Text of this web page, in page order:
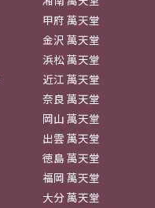
甲府 萬天堂
金沢 萬天堂
浜松 萬天堂
近江 萬天堂
奈良 萬天堂
岡山 萬天堂
出雲 萬天堂
徳島 萬天堂
福岡 萬天堂
大分 萬天堂